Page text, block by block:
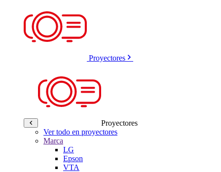
Proyectores
Proyectores
Ver todo en proyectores
Marca
LG
Epson
VTA